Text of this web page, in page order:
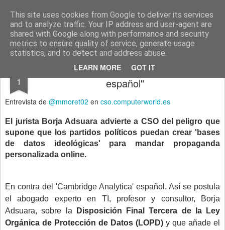
This site uses cookies from Google to deliver its services
and to analyze traffic. Your IP address and user-agent are
shared with Google along with performance and security
metrics to ensure quality of service, generate usage
statistics, and to detect and address abuse.
LEARN MORE GOT IT
menos tecnología y más pedagogía conceptos y reflexiones sobre la sociedad de la información
Pages
1
"No queremos un 'Cambridge Analytica'
español"
Entrevista de @mmoret02 en cso.computerworld.es
El jurista Borja Adsuara advierte a CSO del peligro que
supone que los partidos políticos puedan crear 'bases
de datos ideológicas' para mandar propaganda
personalizada online.
En contra del 'Cambridge Analytica' español. Así se postula
el abogado experto en TI, profesor y consultor, Borja
Adsuara, sobre la
Disposición Final Tercera de la Ley
Orgánica de Protección de Datos (LOPD) y que añade el